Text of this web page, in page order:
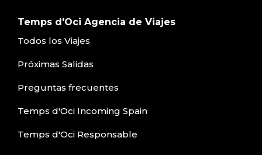
Temps d'Oci Agencia de Viajes
Todos los Viajes
Próximas Salidas
Preguntas frecuentes
Temps d'Oci Incoming Spain
Temps d'Oci Responsable